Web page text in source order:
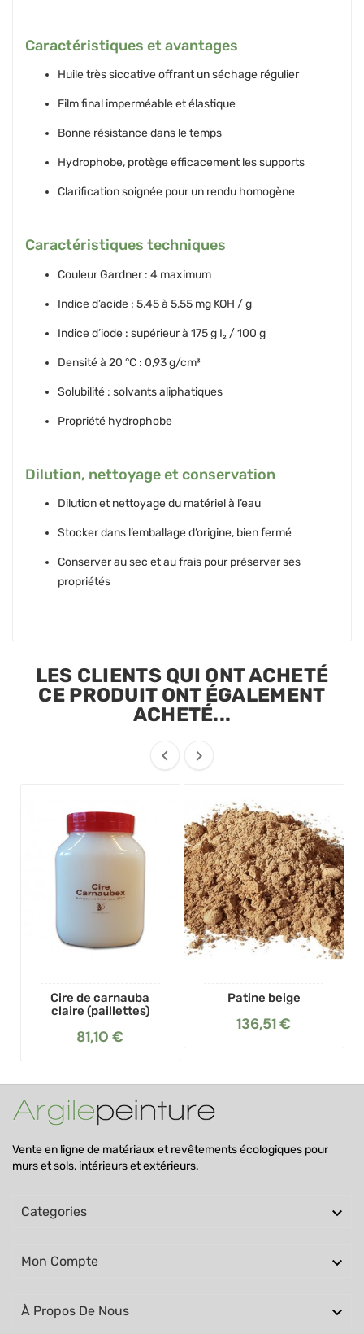
Caractéristiques et avantages
Huile très siccative offrant un séchage régulier
Film final imperméable et élastique
Bonne résistance dans le temps
Hydrophobe, protège efficacement les supports
Clarification soignée pour un rendu homogène
Caractéristiques techniques
Couleur Gardner : 4 maximum
Indice d’acide : 5,45 à 5,55 mg KOH / g
Indice d’iode : supérieur à 175 g I₂ / 100 g
Densité à 20 °C : 0,93 g/cm³
Solubilité : solvants aliphatiques
Propriété hydrophobe
Dilution, nettoyage et conservation
Dilution et nettoyage du matériel à l’eau
Stocker dans l’emballage d’origine, bien fermé
Conserver au sec et au frais pour préserver ses
propriétés
LES CLIENTS QUI ONT ACHETÉ
CE PRODUIT ONT ÉGALEMENT
ACHETÉ...
 
Cire de carnauba
claire (paillettes)
81,10 €
Patine beige
136,51 €
Vente en ligne de matériaux et revêtements écologiques pour
murs et sols, intérieurs et extérieurs.
Categories 
Mon Compte 
À Propos De Nous 